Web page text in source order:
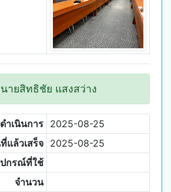
นายสิทธิชัย แสงสว่าง
ำเนินการ 2025-08-25
แล้วเสร็จ 2025-08-25
กรณ์ที่ใช้
จำนวน